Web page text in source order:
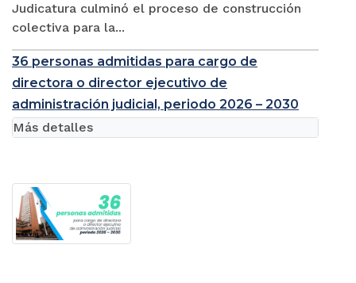
Judicatura culminó el proceso de construcción
colectiva para la...
36 personas admitidas para cargo de
directora o director ejecutivo de
administración judicial, periodo 2026 – 2030
Más detalles